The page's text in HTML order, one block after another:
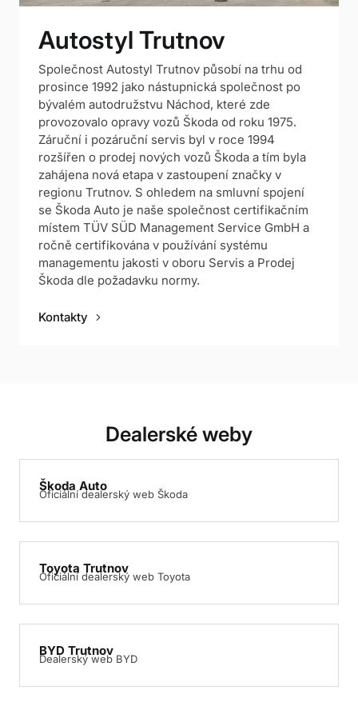
Autostyl Trutnov
Společnost Autostyl Trutnov působí na trhu od
prosince 1992 jako nástupnická společnost po
bývalém autodružstvu Náchod, které zde
provozovalo opravy vozů Škoda od roku 1975.
Záruční i pozáruční servis byl v roce 1994
rozšířen o prodej nových vozů Škoda a tím byla
zahájena nová etapa v zastoupení značky v
regionu Trutnov. S ohledem na smluvní spojení
se Škoda Auto je naše společnost certifikačním
místem TÜV SÜD Management Service GmbH a
ročně certifikována v používání systému
managementu jakosti v oboru Servis a Prodej
Škoda dle požadavku normy.
Kontakty keyboard_arrow_right
Dealerské weby
Škoda Auto
Oficiální dealerský web Škoda
Toyota Trutnov
Oficiální dealerský web Toyota
BYD Trutnov
Dealerský web BYD